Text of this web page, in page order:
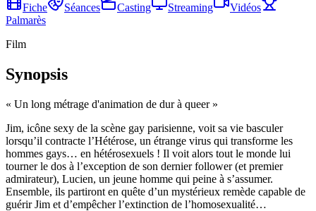
Fiche Séances Casting Streaming
Vidéos
Palmarès
Film
Synopsis
« Un long métrage d'animation de dur à queer»
Jim, icône sexy de la scène gay parisienne, voit sa vie basculer
lorsqu’il contracte l’Hétérose, un étrange virus qui transforme les
hommes gays… en hétérosexuels ! Il voit alors tout le monde lui
tourner le dos à l’exception de son dernier follower (et premier
admirateur), Lucien, un jeune homme qui peine à s’assumer.
Ensemble, ils partiront en quête d’un mystérieux remède capable de
guérir Jim et d’empêcher l’extinction de l’homosexualité…